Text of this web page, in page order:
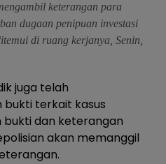
keterangan para
dugaan penipuan investasi
di ruang kerjanya, Senin,
juga telah
bukti terkait kasus
bukti dan keterangan
akan memanggil